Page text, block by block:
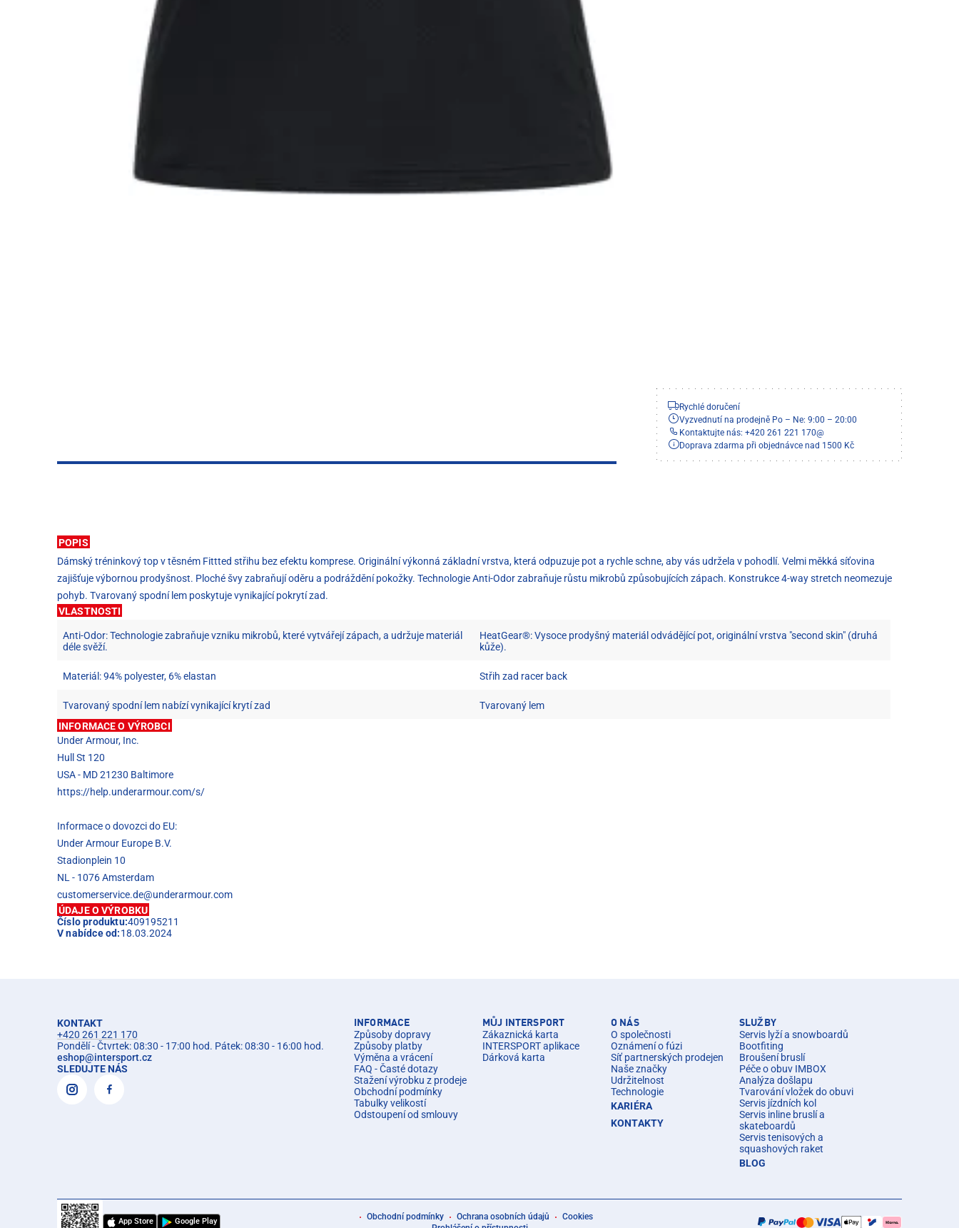
Rychlé doručení
Vyzvednutí na prodejně Po – Ne: 9:00 – 20:00
Kontaktujte nás: +420 261 221 170@
Doprava zdarma při objednávce nad 1500 Kč
POPIS
Dámský tréninkový top v těsném Fittted střihu bez efektu komprese. Originální výkonná základní vrstva, která odpuzuje pot a rychle schne, aby vás udržela v pohodlí. Velmi měkká síťovina
zajišťuje výbornou prodyšnost. Ploché švy zabraňují oděru a podráždění pokožky. Technologie Anti-Odor zabraňuje růstu mikrobů způsobujících zápach. Konstrukce 4-way stretch neomezuje
pohyb. Tvarovaný spodní lem poskytuje vynikající pokrytí zad.
VLASTNOSTI
Anti-Odor: Technologie zabraňuje vzniku mikrobů, které vytvářejí zápach, a udržuje materiál
déle svěží.
HeatGear®: Vysoce prodyšný materiál odvádějící pot, originální vrstva "second skin" (druhá
kůže).
Materiál: 94% polyester, 6% elastan Střih zad racer back
Tvarovaný spodní lem nabízí vynikající krytí zad
Tvarovaný lem
INFORMACE O VÝROBCI
Under Armour, Inc.
Hull St 120
USA - MD 21230 Baltimore
https://help.underarmour.com/s/
Informace o dovozci do EU:
Under Armour Europe B.V.
Stadionplein 10
NL - 1076 Amsterdam
customerservice.de@underarmour.com
ÚDAJE O VÝROBKU
Číslo produktu:409195211
V nabídce od:18.03.2024
KONTAKT
+420 261 221 170
Pondělí - Čtvrtek: 08:30 - 17:00 hod. Pátek: 08:30 - 16:00 hod.
eshop@intersport.cz
SLEDUJTE NÁS
INFORMACE
Způsoby dopravy
Způsoby platby
Výměna a vrácení
FAQ - Časté dotazy
Stažení výrobku z prodeje
Obchodní podmínky
Tabulky velikostí
Odstoupení od smlouvy
MŮJ INTERSPORT
Zákaznická karta
INTERSPORT aplikace
Dárková karta
O NÁS
O společnosti
Oznámení o fúzi
Síť partnerských prodejen
Naše značky
Udržitelnost
Technologie
KARIÉRA
KONTAKTY
SLUŽBY
Servis lyží a snowboardů
Bootfiting
Broušení bruslí
Péče o obuv IMBOX
Analýza došlapu
Tvarování vložek do obuvi
Servis jízdních kol
Servis inline bruslí a
skateboardů
Servis tenisových a
squashových raket
BLOG
App Store Google Play Obchodní podmínky Ochrana osobních údajů
Cookies